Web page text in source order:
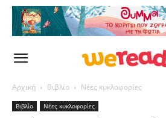
Αρχική Βιβλίο Νέες κυκλοφορίες
Βιβλίο Νέες κυκλοφορίες